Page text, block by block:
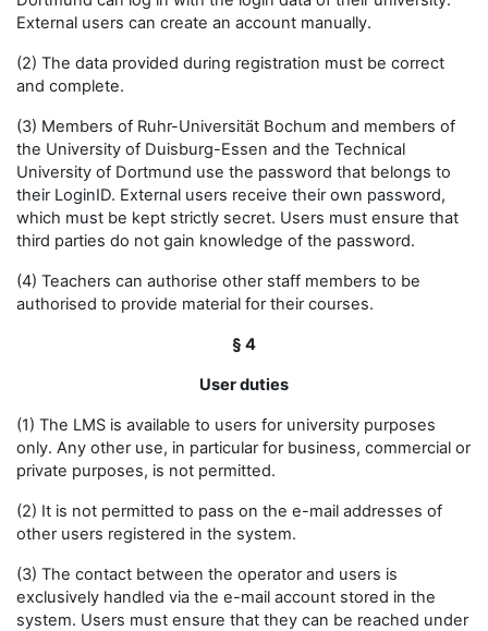
External users can create an account manually.
(2) The data provided during registration must be correct
and complete.
(3) Members of Ruhr-Universität Bochum and members of
the University of Duisburg-Essen and the Technical
University of Dortmund use the password that belongs to
their LoginID. External users receive their own password,
which must be kept strictly secret. Users must ensure that
third parties do not gain knowledge of the password.
(4) Teachers can authorise other staff members to be
authorised to provide material for their courses.
§ 4
User duties
(1) The LMS is available to users for university purposes
only. Any other use, in particular for business, commercial or
private purposes, is not permitted.
(2) It is not permitted to pass on the e-mail addresses of
other users registered in the system.
(3) The contact between the operator and users is
exclusively handled via the e-mail account stored in the
system. Users must ensure that they can be reached under